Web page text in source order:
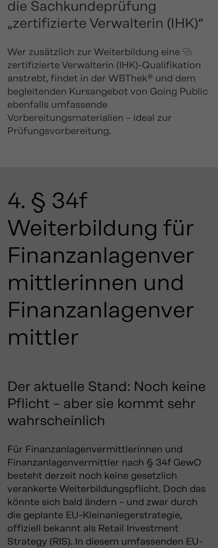
die Sachkundeprüfung
„zertifizierte Verwalterin (IHK)“
Wer zusätzlich zur Weiterbildung eine
zertifizierte Verwalterin (IHK)-Qualifikation
anstrebt, findet in der WBThek® und dem
begleitenden Kursangebot von Going Public
ebenfalls umfassende
Vorbereitungsmaterialien – ideal zur
Prüfungsvorbereitung.
4. § 34f
Weiterbildung für
Finanzanlagenver
mittlerinnen und
Finanzanlagenver
mittler
Der aktuelle Stand: Noch keine
Pflicht – aber sie kommt sehr
wahrscheinlich
Für Finanzanlagenvermittlerinnen und
Finanzanlagenvermittler nach § 34f GewO
besteht derzeit noch keine gesetzlich
verankerte Weiterbildungspflicht. Doch das
könnte sich bald ändern – und zwar durch
die geplante EU-Kleinanlegerstrategie,
offiziell bekannt als Retail Investment
Strategy (RIS). In diesem umfassenden EU-